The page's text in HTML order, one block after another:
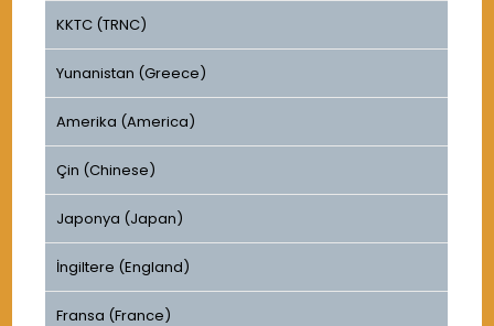
KKTC (TRNC)
Yunanistan (Greece)
Amerika (America)
Çin (Chinese)
Japonya (Japan)
İngiltere (England)
Fransa (France)